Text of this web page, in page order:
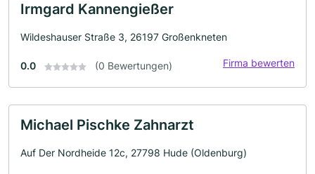
Irmgard Kannengießer
Wildeshauser Straße 3, 26197 Großenkneten
0.0 (0 Bewertungen) Firma bewerten
Michael Pischke Zahnarzt
Auf Der Nordheide 12c, 27798 Hude (Oldenburg)